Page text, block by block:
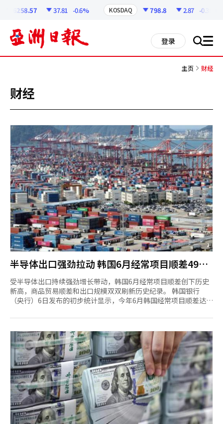
6258.57 37.81 -0.6% KOSDAQ 798.8 2.87 -0.36%
登录 搜 all
主页 财经
财经
半导体出口强劲拉动 韩国6月经常项目顺差497.3
亿美元
受半导体出口持续强劲增长带动，韩国6月经常项目顺差创下历史
新高，商品贸易顺差和出口规模双双刷新历史纪录。 韩国银行
（央行）6日发布的初步统计显示，今年6月韩国经常项目顺差达
历史新高后，经常项目顺差已连续两个月刷新历史纪录。 今年1至
（478.7亿美元）的四倍，已完成央行此前预测全年顺差目标
（2500亿美元）的四分之三以上。 分项目来看，6月商品项目顺差
为478.9亿美元，创历史新高。其中，出口额达112